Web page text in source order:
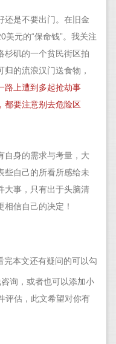
还是不要出门。在旧金
美元的“保命钱”。我关注
杉矶的一个贫民街区拍
的流浪汉门送食物，
路上遭到多起抢劫事
都要注意别去危险区
自身的需求与考量，大
些自己的所看所感给未
大事，只有出于头脑清
信自己的决定！
完本文还有疑问的可以勾
询，或者也可以添加小
评估，此文希望对你有